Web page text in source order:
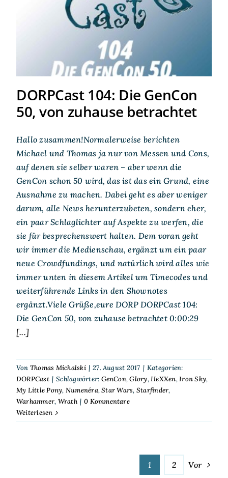
DORPCast 104: Die GenCon
50, von zuhause betrachtet
DORPCast 104: Die GenCon
50, von zuhause betrachtet
Hallo zusammen!Normalerweise berichten
Michael und Thomas ja nur von Messen und Cons,
auf denen sie selber waren – aber wenn die
GenCon schon 50 wird, das ist das ein Grund, eine
Ausnahme zu machen. Dabei geht es aber weniger
darum, alle News herunterzubeten, sondern eher,
ein paar Schlaglichter auf Aspekte zu werfen, die
sie für besprechenswert halten. Dem voran geht
wir immer die Medienschau, ergänzt um ein paar
neue Crowdfundings, und natürlich wird alles wie
immer unten in diesem Artikel um Timecodes und
weiterführende Links in den Shownotes
ergänzt.Viele Grüße,eure DORP DORPCast 104:
Die GenCon 50, von zuhause betrachtet 0:00:29
[...]
Von Thomas Michalski | 27. August 2017 | Kategorien:
DORPCast | Schlagwörter: GenCon,Glory,HeXXen,Iron Sky,
My Little Pony, Numenéra,Star Wars, Starfinder,
Warhammer, Wrath | 0 Kommentare
Weiterlesen
1 2 Vor